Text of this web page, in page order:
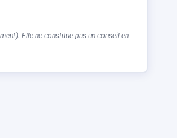
Elle ne constitue pas un conseil en